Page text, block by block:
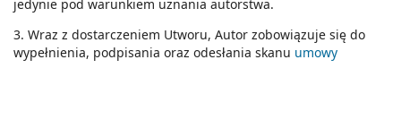
jedynie pod warunkiem uznania autorstwa.
3. Wraz z dostarczeniem Utworu, Autor zobowiązuje się do
wypełnienia, podpisania oraz odesłania skanu umowy